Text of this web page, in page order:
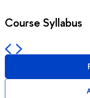
Course Syllabus